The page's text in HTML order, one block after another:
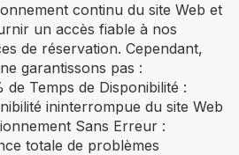
continu du site Web et
un accès fiable à nos
de réservation. Cependant,
garantissons pas :
de Temps de Disponibilité :
ininterrompue du site Web
Sans Erreur :
totale de problèmes